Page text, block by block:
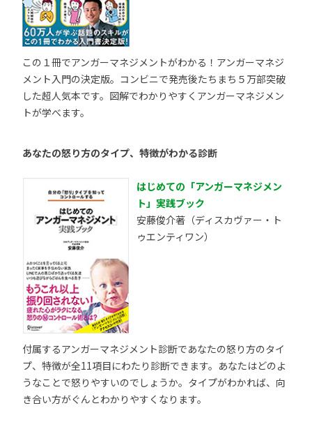
この１冊でアンガーマネジメントがわかる！アンガーマネジ
メント入門の決定版。コンビニで発売後たちまち５万部突破
した超人気本です。図解でわかりやすくアンガーマネジメン
トが学べます。
あなたの怒り方のタイプ、特徴がわかる診断
はじめての「アンガーマネジメン
ト」実践ブック
安藤俊介著（ディスカヴァー・ト
ゥエンティワン）
付属するアンガーマネジメント診断であなたの怒り方のタイ
プ、特徴が全11項目にわたり診断できます。あなたはどのよ
うなことで怒りやすいのでしょうか。タイプがわかれば、向
き合い方がぐんとわかりやすくなります。